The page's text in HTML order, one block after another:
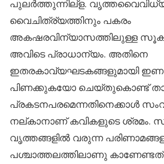
പുലര്‍ത്തുന്നില്‌ള.
വൈചിത്ര്യത്തിനും പകരം
അകഷരവിന്യാസത്തിലുള്ള
അവിടെ പ്രാധാന്യം. അതിനെ
ഇതരകാവ്യഘടകങ്ങളുമായി
പിണക്കുകയോ ചെയ്തുകൊണ്ട്
പ്രകടനപരമെന്നതിനെക്കാള്‍
നല്കാനാണ് കവികളുടെ ശ്രമം.
വൃത്തങ്ങളില്‍ വരുന്ന
പശ്ചാത്തലത്തിലാണു